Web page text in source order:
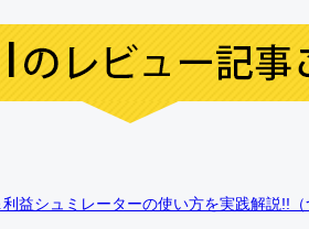
益シュミレーターの使い方を実践解説!!